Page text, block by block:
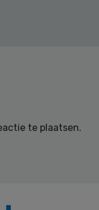
te plaatsen.